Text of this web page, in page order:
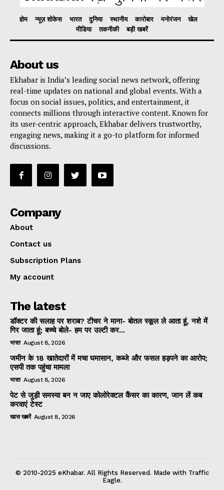
होम न्यूज़ शोकेस भारत दुनिया स्थानीय कारोबार मनोरंजन
खेल
मीडिया
तकनीकी बड़ी खबरें
About us
Ekhabar is India’s leading social news network, offering
real-time updates on national and global events. With a
focus on social issues, politics, and entertainment, it
connects millions through interactive content. Known for
its user-centric approach, Ekhabar delivers trustworthy,
engaging news, making it a go-to platform for informed
discussions.
Company
About
Contact us
Subscription Plans
My account
The latest
डॉक्टर की सलाह पर शराब? टीचर ने माना- बोतल स्कूल ले आता हूं, नशे में
गिर जाता हूं; बच्चे बोले- हम पर उल्टी कर...
भारत August 8, 2026
जमीन के 18 खातेदारों में मचा घमासान, कब्जे और फसल हड़पने का आरोप;
एसपी तक पहुंचा मामला
भारत August 8, 2026
पेट से जुड़ी समस्या बन न जाए कोलोरेक्टल कैंसर का कारण, जान लें कब
करवाएं टेस्ट
खास खबरें August 8, 2026
© 2010-2025 eKhabar. All Rights Reserved. Made with Traffic
Eagle.